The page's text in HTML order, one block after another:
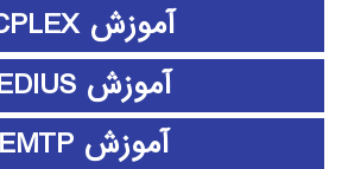
آموزش CPLEX
آموزش EDIUS
آموزش EMTP